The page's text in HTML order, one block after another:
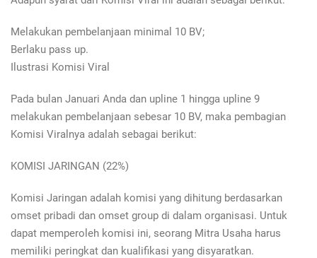
Melakukan pembelanjaan minimal 10 BV;
Berlaku pass up.
Ilustrasi Komisi Viral
Pada bulan Januari Anda dan upline 1 hingga upline 9
melakukan pembelanjaan sebesar 10 BV, maka pembagian
Komisi Viralnya adalah sebagai berikut:
KOMISI JARINGAN (22%)
Komisi Jaringan adalah komisi yang dihitung berdasarkan
omset pribadi dan omset group di dalam organisasi. Untuk
dapat memperoleh komisi ini, seorang Mitra Usaha harus
memiliki peringkat dan kualifikasi yang disyaratkan.